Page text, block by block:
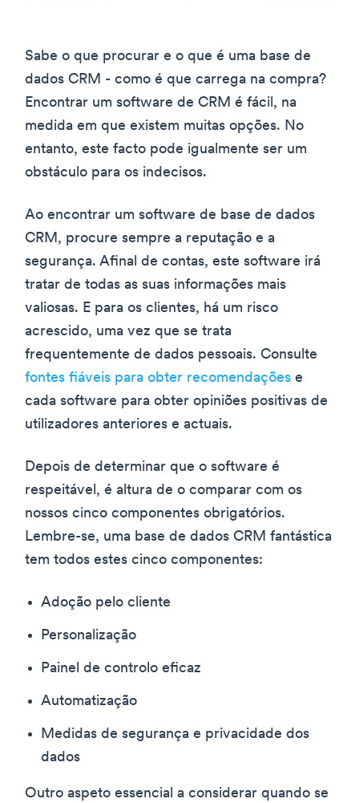
Sabe o que procurar e o que é uma base de
dados CRM - como é que carrega na compra?
Encontrar um software de CRM é fácil, na
medida em que existem muitas opções. No
entanto, este facto pode igualmente ser um
obstáculo para os indecisos.
Ao encontrar um software de base de dados
CRM, procure sempre a reputação e a
segurança. Afinal de contas, este software irá
tratar de todas as suas informações mais
valiosas. E para os clientes, há um risco
acrescido, uma vez que se trata
frequentemente de dados pessoais. Consulte
fontes fiáveis para obter recomendações e
cada software para obter opiniões positivas de
utilizadores anteriores e actuais.
Depois de determinar que o software é
respeitável, é altura de o comparar com os
nossos cinco componentes obrigatórios.
Lembre-se, uma base de dados CRM fantástica
tem todos estes cinco componentes:
Adoção pelo cliente
Personalização
Painel de controlo eficaz
Automatização
Medidas de segurança e privacidade dos
dados
Outro aspeto essencial a considerar quando se